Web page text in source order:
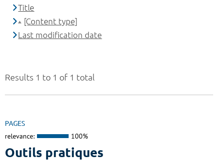
Results 1 to 1 of 1 total
PAGES
relevance: 100%
Outils pratiques
Title
[Content type]
Last modification date